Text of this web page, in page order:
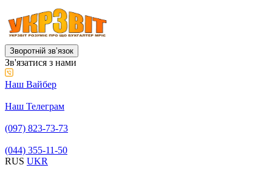
Зворотній звʼязок
Зв'язатися з нами
Наш Вайбер
Наш Телеграм
(097) 823-73-73
(044) 355-11-50
RUS UKR